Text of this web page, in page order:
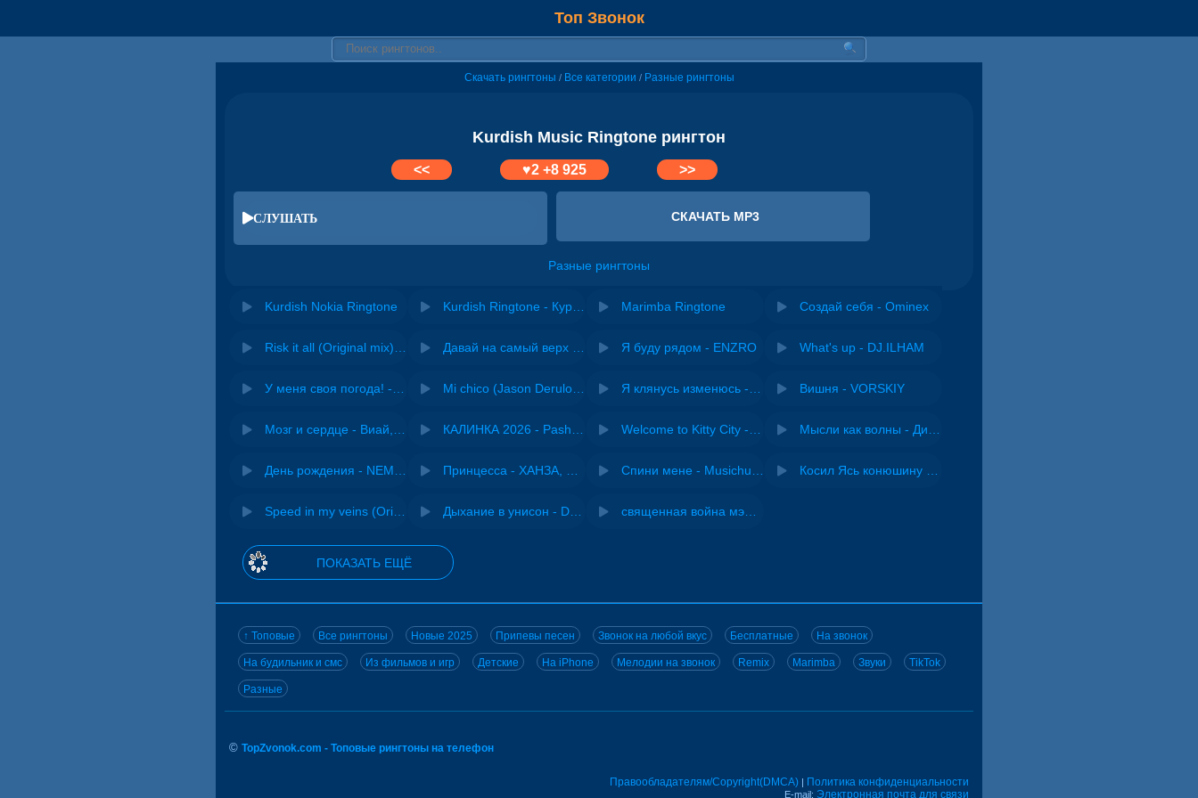
Топ Звонок
Скачать рингтоны / Все категории / Разные рингтоны
Kurdish Music Ringtone рингтон
<< ♥2 +8 925 >>
СЛУШАТЬ СКАЧАТЬ MP3
Разные рингтоны
Kurdish Nokia Ringtone Marimba Ringtone Создай себя - Ominex
Я буду рядом - ENZRO What's up - DJ.ILHAM
Вишня - VORSKIY
ПОКАЗАТЬ ЕЩЁ
↑ Топовые Все рингтоны Новые 2025 Припевы песен Звонок на любой вкус Бесплатные На звонок
На будильник и смс Из фильмов и игр Детские На iPhone Мелодии на звонок Remix Marimba Звуки TikTok
Разные
© TopZvonok.com - Топовые рингтоны на телефон
Правообладателям/Copyright(DMCA) | Политика конфиденциальности
E-mail: Электронная почта для связи